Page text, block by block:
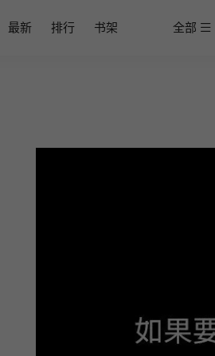
最新 排行 书架 全部